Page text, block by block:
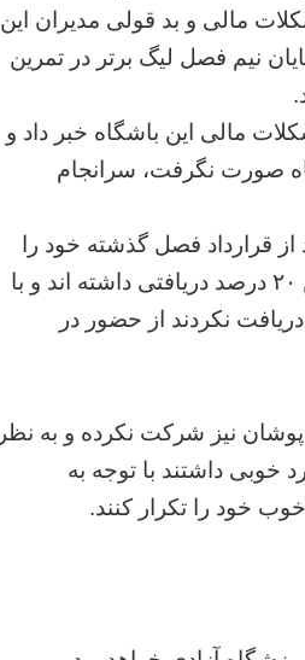
مالی و بد قولی مدیران این
نیم فصل لیگ برتر در تمرین
مالی این باشگاه خبر داد و
صورت نگرفت، سرانجام
که بازیکنان بین ۳۵ تا ۴۰ درصد از قرارداد فصل گذشته خود را
طلب دارند و در این فصل نیز تنها به طور میانگین ۲۰ درصد دریافتی داشته اند و با
نکردند از حضور در
نیز شرکت نکرده و به نظر
خوبی داشتند با توجه به
خود را تکرار کنند.